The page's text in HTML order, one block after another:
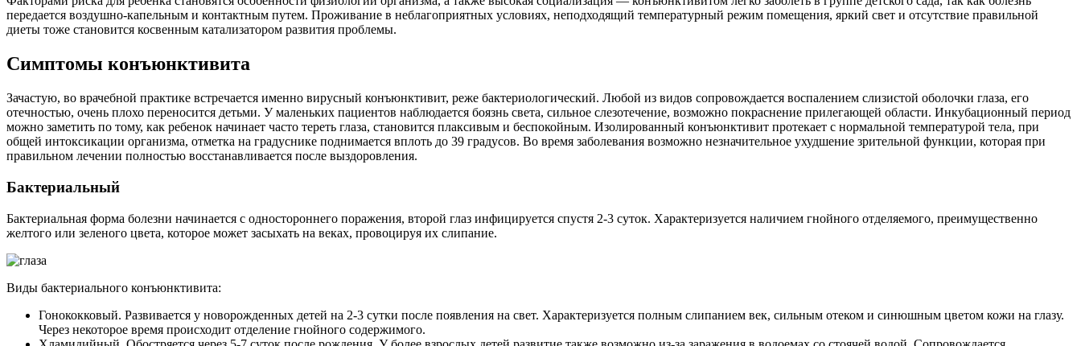
передается воздушно-капельным и контактным путем. Проживание в неблагоприятных условиях, неподходящий температурный режим помещения, яркий свет и отсутствие правильной
диеты тоже становится косвенным катализатором развития проблемы.
Симптомы конъюнктивита
Зачастую, во врачебной практике встречается именно вирусный конъюнктивит, реже бактериологический. Любой из видов сопровождается воспалением слизистой оболочки глаза, его
отечностью, очень плохо переносится детьми. У маленьких пациентов наблюдается боязнь света, сильное слезотечение, возможно покраснение прилегающей области. Инкубационный период
можно заметить по тому, как ребенок начинает часто тереть глаза, становится плаксивым и беспокойным. Изолированный конъюнктивит протекает с нормальной температурой тела, при
общей интоксикации организма, отметка на градуснике поднимается вплоть до 39 градусов. Во время заболевания возможно незначительное ухудшение зрительной функции, которая при
правильном лечении полностью восстанавливается после выздоровления.
Бактериальный
Бактериальная форма болезни начинается с одностороннего поражения, второй глаз инфицируется спустя 2-3 суток. Характеризуется наличием гнойного отделяемого, преимущественно
желтого или зеленого цвета, которое может засыхать на веках, провоцируя их слипание.
Виды бактериального конъюнктивита:
Гонококковый. Развивается у новорожденных детей на 2-3 сутки после появления на свет. Характеризуется полным слипанием век, сильным отеком и синюшным цветом кожи на глазу.
Через некоторое время происходит отделение гнойного содержимого.